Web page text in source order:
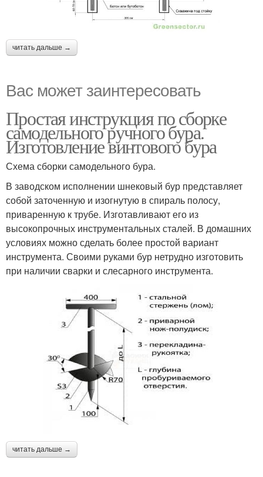
читать дальше →
Вас может заинтересовать
Простая инструкция по сборке
самодельного ручного бура.
Изготовление винтового бура
Схема сборки самодельного бура.
В заводском исполнении шнековый бур представляет
собой заточенную и изогнутую в спираль полосу,
приваренную к трубе. Изготавливают его из
высокопрочных инструментальных сталей. В домашних
условиях можно сделать более простой вариант
инструмента. Своими руками бур нетрудно изготовить
при наличии сварки и слесарного инструмента.
читать дальше →